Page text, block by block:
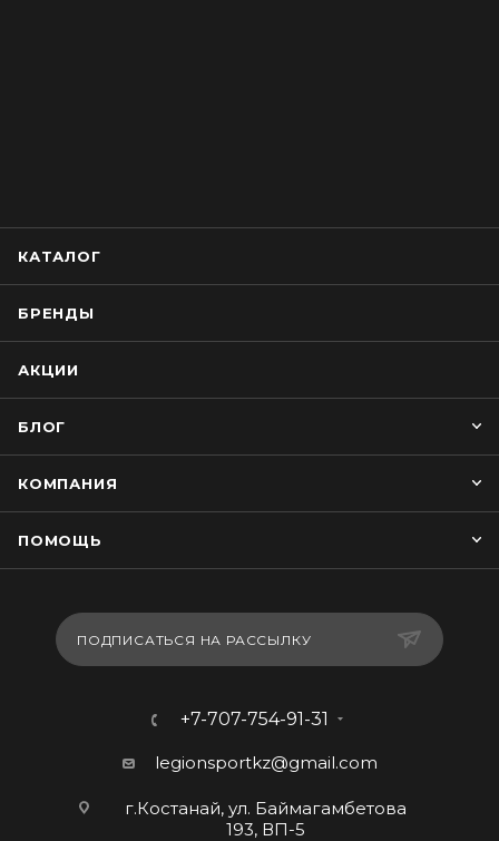
КАТАЛОГ
БРЕНДЫ
АКЦИИ
БЛОГ
КОМПАНИЯ
ПОМОЩЬ
ПОДПИСАТЬСЯ НА РАССЫЛКУ
+7-707-754-91-31
legionsportkz@gmail.com
г.Костанай, ул. Баймагамбетова
193, ВП-5